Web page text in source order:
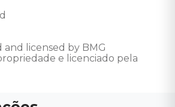
licensed by BMG
e licenciado pela